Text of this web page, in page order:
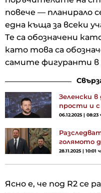
повече — планирало
една къща за всеки
Те са обозначени
като това са
самите фигуранти в
Зеленски
прости и
06.12.2025 | 08:23
голямото
28.11.2025 | 10:01
Ясно е, че под R2 се